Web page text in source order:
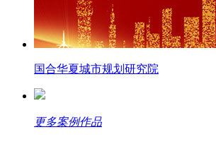
国合华夏城市规划研究院
更多案例作品